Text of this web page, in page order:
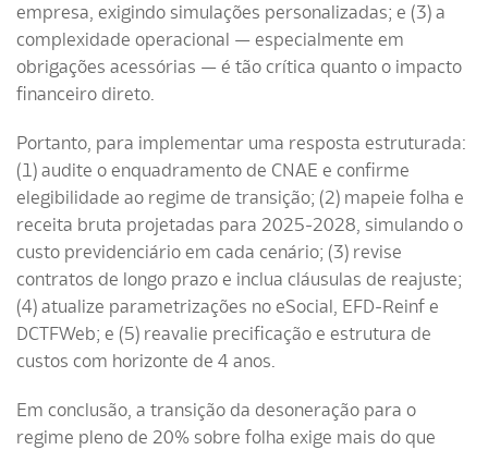
empresa, exigindo simulações personalizadas; e (3) a
complexidade operacional — especialmente em
obrigações acessórias — é tão crítica quanto o impacto
financeiro direto.
Portanto, para implementar uma resposta estruturada:
(1) audite o enquadramento de CNAE e confirme
elegibilidade ao regime de transição; (2) mapeie folha e
receita bruta projetadas para 2025-2028, simulando o
custo previdenciário em cada cenário; (3) revise
contratos de longo prazo e inclua cláusulas de reajuste;
(4) atualize parametrizações no eSocial, EFD-Reinf e
DCTFWeb; e (5) reavalie precificação e estrutura de
custos com horizonte de 4 anos.
Em conclusão, a transição da desoneração para o
regime pleno de 20% sobre folha exige mais do que